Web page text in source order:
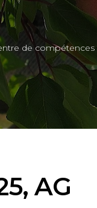
de compétences
AG